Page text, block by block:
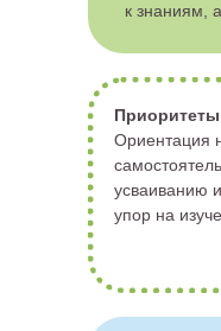
к знаниям, а
Ориентация
усваиванию
упор на